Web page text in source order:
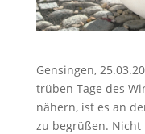
Gensingen,
trüben Tage des
nähern, ist es an
zu begrüßen. Nicht